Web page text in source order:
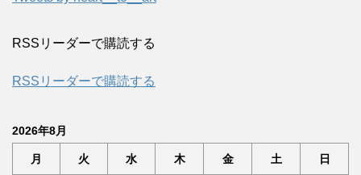
RSSリーダーで購読する
RSSリーダーで購読する
2026年8月
月 火 水 木 金 土 日